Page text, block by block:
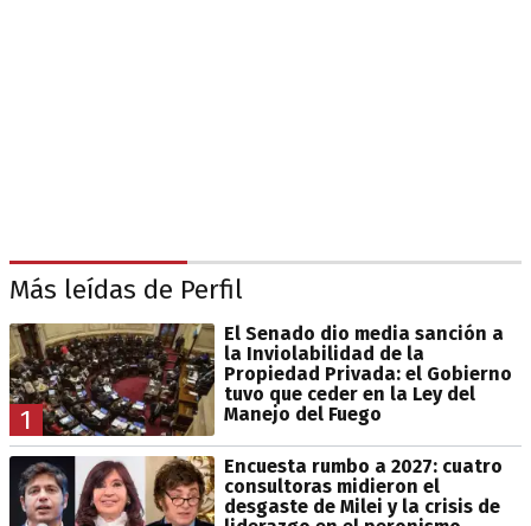
Más leídas de Perfil
1
El Senado dio media sanción a
la Inviolabilidad de la
Propiedad Privada: el Gobierno
tuvo que ceder en la Ley del
Manejo del Fuego
Encuesta rumbo a 2027: cuatro
consultoras midieron el
desgaste de Milei y la crisis de